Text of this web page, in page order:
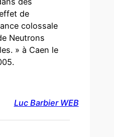
de
colossale
Neutrons
» à Caen le
Luc Barbier WEB